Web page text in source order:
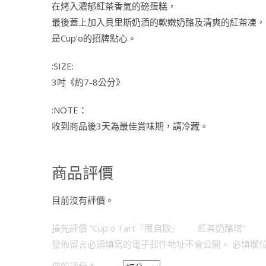
在烤入濃郁紅茶香氣的磅蛋糕，
最後蓋上加入貝里斯奶酒的軟嫩奶酪及清爽的紅茶凍，
是Cup’o的招牌點心。
:SIZE:
3吋《約7-8公分》
:NOTE：
收到商品後3天為最佳賞味期，請冷藏。
商品評價
目前沒有評價。
搶先評價 “Cup’o Tart『限自取』 紅茶奶酪塔”
發佈留言必須填寫的電子郵件地址不會公開。 必填欄